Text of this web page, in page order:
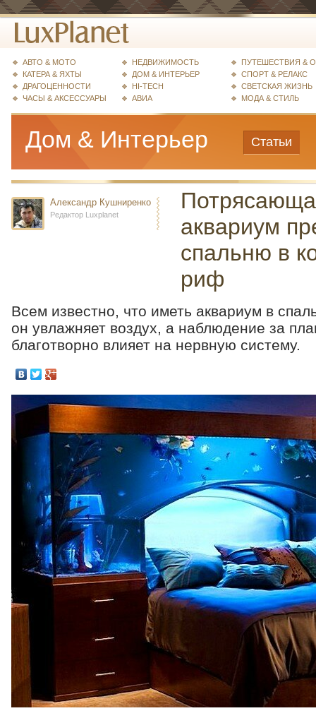
АВТО & МОТО
КАТЕРА & ЯХТЫ
ДРАГОЦЕННОСТИ
ЧАСЫ & АКСЕССУАРЫ
НЕДВИЖИМОСТЬ
ДОМ & ИНТЕРЬЕР
HI-TECH
АВИА
ПУТЕШЕСТВИЯ &
СПОРТ & РЕЛАКС
СВЕТСКАЯ ЖИЗНЬ
МОДА & СТИЛЬ
Дом & Интерьер Статьи
Александр Кушниренко
Редактор Luxplanet
аквариум
спальню в
риф
Всем известно, что иметь аквариум в
он увлажняет воздух, а наблюдение за
благотворно влияет на нервную систему.